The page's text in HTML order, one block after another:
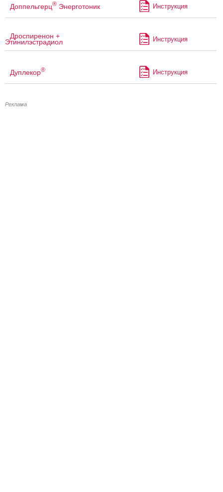
Доппельгерц® Энерготоник Инструкция
Дроспиренон +
Этинилэстрадиол Инструкция
Дуплекор® Инструкция
Реклама